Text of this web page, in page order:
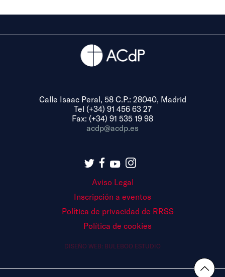
Calle Isaac Peral, 58 C.P.: 28040, Madrid
Tel (+34) 91 456 63 27
Fax: (+34) 91 535 19 98
acdp@acdp.es
Aviso Legal
Inscripción a eventos
Política de privacidad de RRSS
Política de cookies
DISEÑO WEB: BULEBOO ESTUDIO